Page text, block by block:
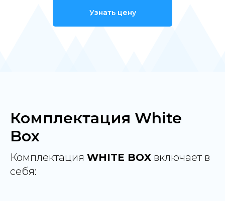
Узнать цену
Комплектация White
Box
Комплектация WHITE BOX включает в
себя: